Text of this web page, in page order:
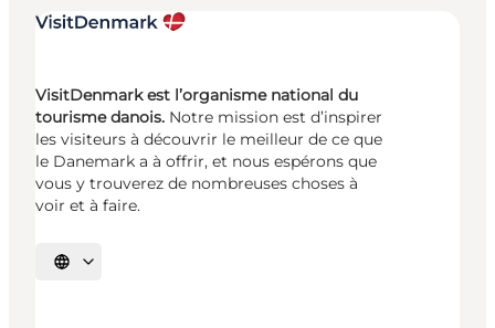
VisitDenmark est l’organisme national du
tourisme danois. Notre mission est d’inspirer
les visiteurs à découvrir le meilleur de ce que
le Danemark a à offrir, et nous espérons que
vous y trouverez de nombreuses choses à
voir et à faire.
Choisissez la langue